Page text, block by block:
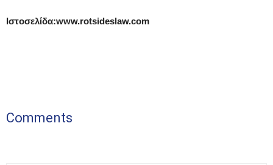
Ιστοσελίδα:www.rotsideslaw.com
Comments